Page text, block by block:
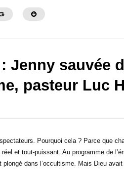
Jenny sauvée
pasteur Luc
Pourquoi cela ? Parce que
et tout-puissant. Au programme de
dans l’occultisme. Mais Dieu